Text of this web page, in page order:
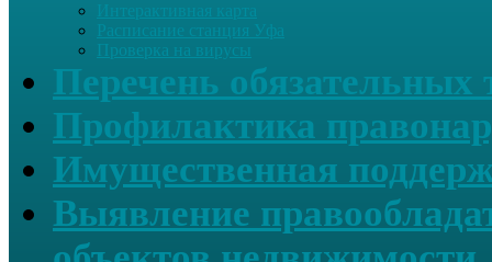
Интерактивная карта
Расписание станция Уфа
Проверка на вирусы
Перечень обязательных
Профилактика
Имущественная
Выявление